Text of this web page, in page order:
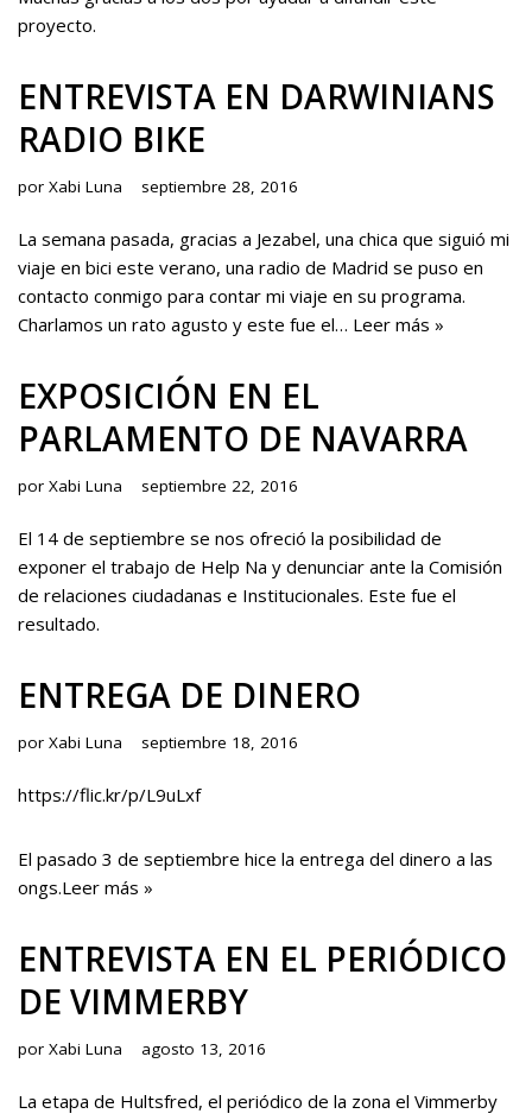
proyecto.
ENTREVISTA EN DARWINIANS
RADIO BIKE
por Xabi Luna septiembre 28, 2016
La semana pasada, gracias a Jezabel, una chica que siguió mi
viaje en bici este verano, una radio de Madrid se puso en
contacto conmigo para contar mi viaje en su programa.
Charlamos un rato agusto y este fue el… Leer más »
EXPOSICIÓN EN EL
PARLAMENTO DE NAVARRA
por Xabi Luna septiembre 22, 2016
El 14 de septiembre se nos ofreció la posibilidad de
exponer el trabajo de Help Na y denunciar ante la Comisión
de relaciones ciudadanas e Institucionales. Este fue el
resultado.
ENTREGA DE DINERO
por Xabi Luna septiembre 18, 2016
https://flic.kr/p/L9uLxf
El pasado 3 de septiembre hice la entrega del dinero a las
ongs.Leer más »
ENTREVISTA EN EL PERIÓDICO
DE VIMMERBY
por Xabi Luna agosto 13, 2016
La etapa de Hultsfred, el periódico de la zona el Vimmerby